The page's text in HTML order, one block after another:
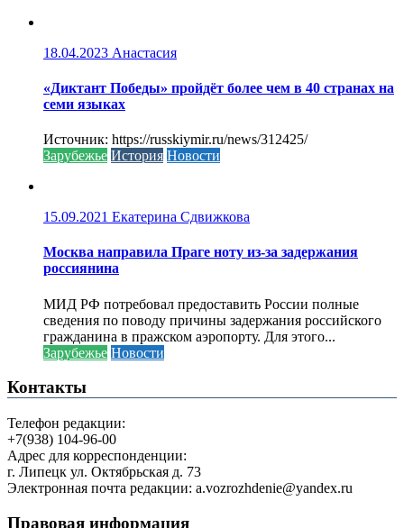
18.04.2023 Анастасия
«Диктант Победы» пройдёт более чем в 40 странах на
семи языках
Источник: https://russkiymir.ru/news/312425/
Зарубежье История Новости
15.09.2021 Екатерина Сдвижкова
Москва направила Праге ноту из-за задержания
россиянина
МИД РФ потребовал предоставить России полные
сведения по поводу причины задержания российского
гражданина в пражском аэропорту. Для этого...
Зарубежье Новости
Контакты
Телефон редакции:
+7(938) 104-96-00
Адрес для корреспонденции:
г. Липецк ул. Октябрьская д. 73
Электронная почта редакции: a.vozrozhdenie@yandex.ru
Правовая информация